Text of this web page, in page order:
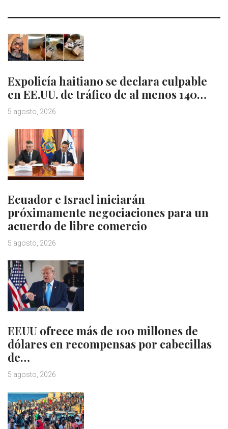
Expolicía haitiano se declara culpable
en EE.UU. de tráfico de al menos 140…
5 agosto, 2026
Ecuador e Israel iniciarán
próximamente negociaciones para un
acuerdo de libre comercio
5 agosto, 2026
EEUU ofrece más de 100 millones de
dólares en recompensas por cabecillas
de…
5 agosto, 2026